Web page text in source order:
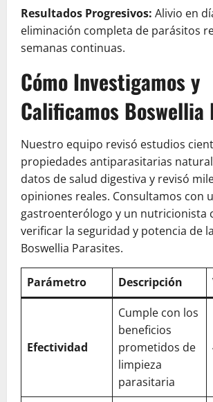
Resultados Progresivos: Alivio en
eliminación completa de parásitos
semanas continuas.
Cómo Investigamos y
Calificamos Boswellia
Nuestro equipo revisó estudios
propiedades antiparasitarias
datos de salud digestiva y revisó
opiniones reales. Consultamos con
gastroenterólogo y un nutricionista
verificar la seguridad y potencia de
Boswellia Parasites.
Parámetro Descripción
Efectividad
Cumple con los
beneficios
prometidos de
limpieza
parasitaria